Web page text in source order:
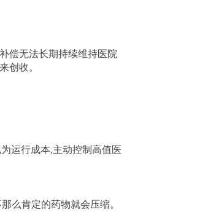
偿无法长期持续维持医院
创收。
运行成本,主动控制高值医
么肯定的药物就会压缩。